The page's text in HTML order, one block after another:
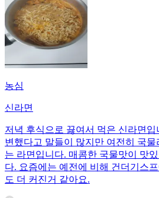
농심
신라면
저녁 후식으로 끓여서 먹은 신라면입
변했다고 말들이 많지만 여전히 국
는 라면입니다. 매콤한 국물맛이 맛
다. 요즘에는 예전에 비해 건더기스
도 더 커진거 같아요.